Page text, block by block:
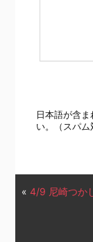
日本語が含
い。（スパム
« 4/9 尼崎つか